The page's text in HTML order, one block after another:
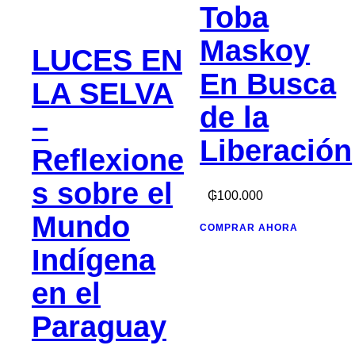
LUCES EN
LA SELVA
–
Reflexione
s sobre el
Mundo
Indígena
en el
Paraguay
Toba
Maskoy
En Busca
de la
Liberación
₲100.000
COMPRAR AHORA